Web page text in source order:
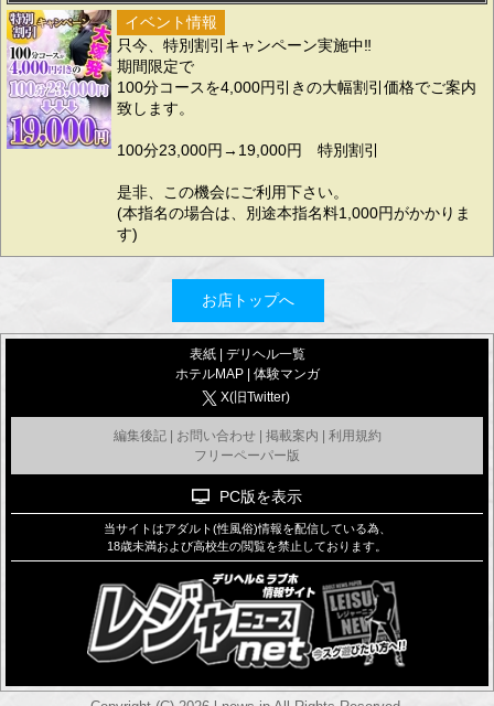
イベント情報
只今、特別割引キャンペーン実施中‼
期間限定で
100分コースを4,000円引きの大幅割引価格でご案内
致します。
100分23,000円→19,000円 特別割引
是非、この機会にご利用下さい。
(本指名の場合は、別途本指名料1,000円がかかりま
す)
お店トップへ
表紙| デリヘル一覧
ホテルMAP| 体験マンガ
X(旧Twitter)
編集後記| お問い合わせ 掲載案内
利用規約
フリーペーパー版
PC版を表示
当サイトはアダルト(性風俗)情報を配信している為、
18歳未満および高校生の閲覧を禁止しております。